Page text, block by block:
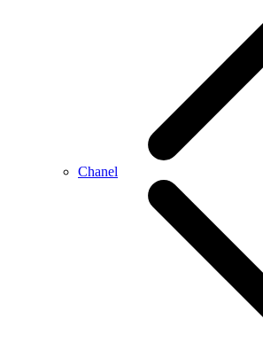
Chanel